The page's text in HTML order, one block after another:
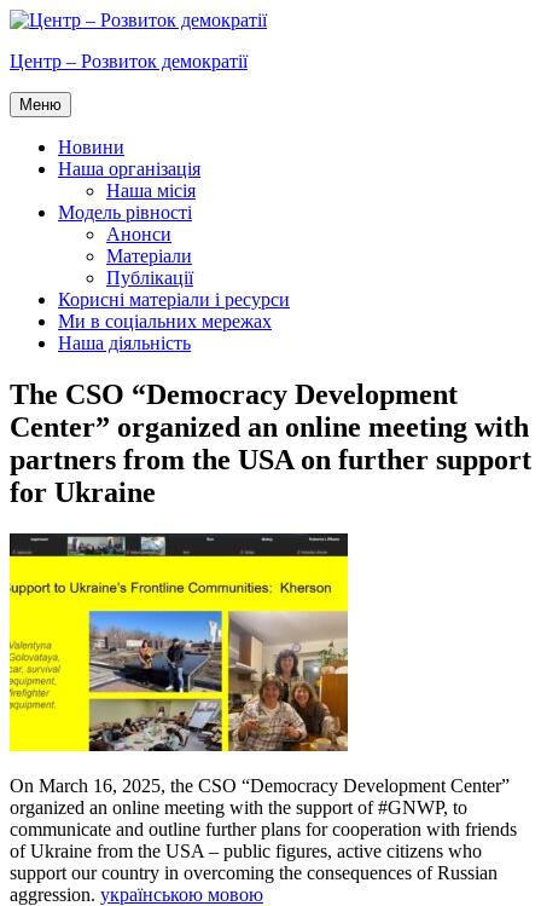
Перейти
вмісту
Центр – Розвиток демократії
Меню
Новини
Наша організація
Наша місія
Модель рівності
Анонси
Матеріали
Публікації
Корисні матеріали і ресурси
Ми в соціальних мережах
Наша діяльність
The CSO “Democracy Development
Center” organized an online meeting with
partners from the USA on further support
for Ukraine
On March 16, 2025, the CSO “Democracy Development Center”
organized an online meeting with the support of #GNWP, to
communicate and outline further plans for cooperation with friends
of Ukraine from the USA – public figures, active citizens who
support our country in overcoming the consequences of Russian
aggression. українською мовою